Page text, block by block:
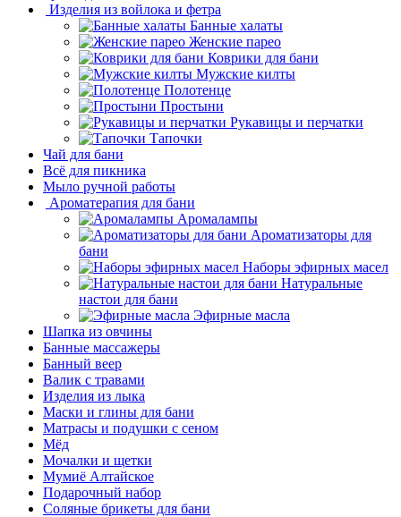
Изделия из войлока и фетра
Банные халаты
Женские парео
Коврики для бани
Мужские килты
Полотенце
Простыни
Рукавицы и перчатки
Тапочки
Чай для бани
Всё для пикника
Мыло ручной работы
Ароматерапия для бани
Аромалампы
Ароматизаторы для
бани
Наборы эфирных масел
Натуральные
настои для бани
Эфирные масла
Шапка из овчины
Банные массажеры
Банный веер
Валик с травами
Изделия из лыка
Маски и глины для бани
Матрасы и подушки с сеном
Мёд
Мочалки и щетки
Мумиё Алтайское
Подарочный набор
Соляные брикеты для бани